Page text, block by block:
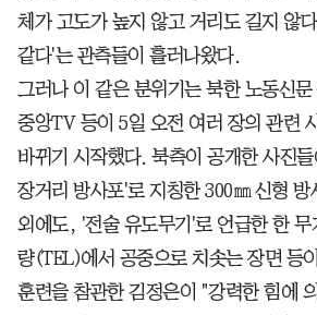
체가 고도가 높지 않고 거리도 길지 않
같다'는 관측들이 흘러나왔다.
그러나 이 같은 분위기는 북한 노동신
중앙TV 등이 5일 오전 여러 장의 관련
바뀌기 시작했다. 북측이 공개한 사진
장거리 방사포'로 지칭한 300㎜ 신형 방
외에도, '전술 유도무기'로 언급한 한 무
량(TEL)에서 공중으로 치솟는 장면 등
훈련을 참관한 김정은이 "강력한 힘에